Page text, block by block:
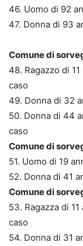
46. Uomo di 92
47. Donna di 93
Comune di
48. Ragazzo di
caso
49. Donna di 32
50. Donna di 44
caso
Comune di
51. Uomo di 19
52. Donna di 41
Comune di
53. Ragazza di
caso
54. Donna di 31